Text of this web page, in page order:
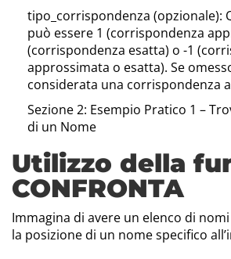
tipo_corrispondenza (opzionale):
può essere 1 (corrispondenza
(corrispondenza esatta) o -1
approssimata o esatta). Se
considerata una corrispondenza
Sezione 2: Esempio Pratico 1 –
di un Nome
Utilizzo della
CONFRONTA
Immagina di avere un elenco di
la posizione di un nome specifico